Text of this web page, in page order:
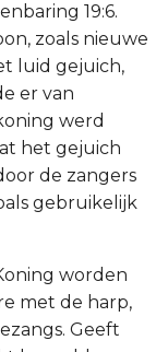
19:6.
zoals nieuwe
luid gejuich,
er van
werd
het gejuich
de zangers
gebruikelijk
worden
met de harp,
Geeft